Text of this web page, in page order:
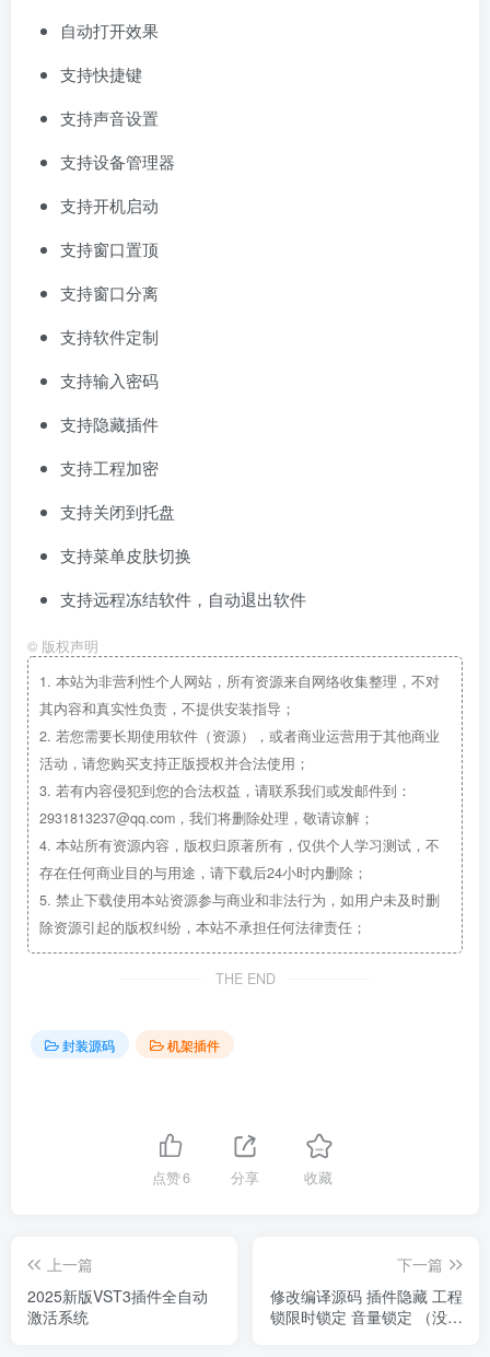
自动打开效果
支持快捷键
支持声音设置
支持设备管理器
支持开机启动
支持窗口置顶
支持窗口分离
支持软件定制
支持输入密码
支持隐藏插件
支持工程加密
支持关闭到托盘
支持菜单皮肤切换
支持远程冻结软件，自动退出软件
© 版权声明
1. 本站为非营利性个人网站，所有资源来自网络收集整理，不对
其内容和真实性负责，不提供安装指导；
2. 若您需要长期使用软件（资源），或者商业运营用于其他商业
活动，请您购买支持正版授权并合法使用；
3. 若有内容侵犯到您的合法权益，请联系我们或发邮件到：
2931813237@qq.com，我们将删除处理，敬请谅解；
4. 本站所有资源内容，版权归原著所有，仅供个人学习测试，不
存在任何商业目的与用途，请下载后24小时内删除；
5. 禁止下载使用本站资源参与商业和非法行为，如用户未及时删
除资源引起的版权纠纷，本站不承担任何法律责任；
THE END
封装源码 机架插件
点赞6 分享 收藏
上一篇
2025新版VST3插件全自动
激活系统
下一篇
修改编译源码 插件隐藏 工程
锁限时锁定 音量锁定 （没任